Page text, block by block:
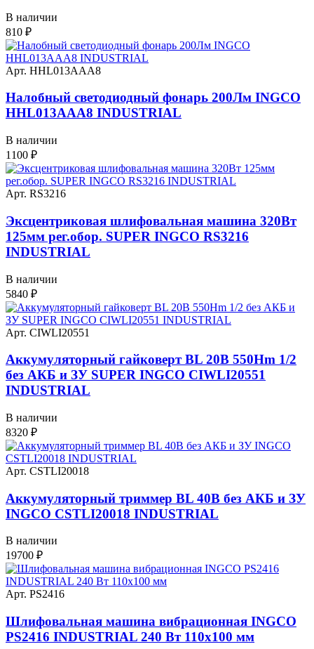
В наличии
810 ₽
Арт. HHL013AAA8
Налобный светодиодный фонарь 200Лм INGCO
HHL013AAA8 INDUSTRIAL
В наличии
1100 ₽
Арт. RS3216
Эксцентриковая шлифовальная машина 320Вт
125мм рег.обор. SUPER INGCO RS3216
INDUSTRIAL
В наличии
5840 ₽
Арт. CIWLI20551
Аккумуляторный гайковерт BL 20В 550Hm 1/2
без АКБ и ЗУ SUPER INGCO CIWLI20551
INDUSTRIAL
В наличии
8320 ₽
Арт. CSTLI20018
Аккумуляторный триммер BL 40В без АКБ и ЗУ
INGCO CSTLI20018 INDUSTRIAL
В наличии
19700 ₽
Арт. PS2416
Шлифовальная машина вибрационная INGCO
PS2416 INDUSTRIAL 240 Вт 110х100 мм